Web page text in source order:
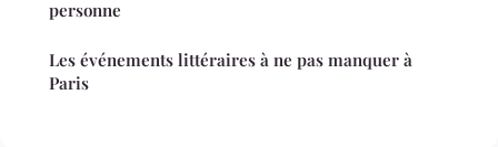
personne
Les événements littéraires à ne pas manquer à
Paris